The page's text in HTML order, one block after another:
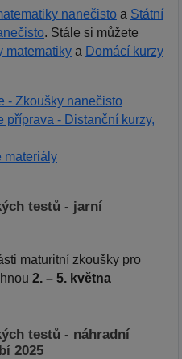
nanečisto a Státní
. Stále si můžete
matematiky a Domácí kurzy
- Zkoušky nanečisto
příprava - Distanční kurzy,
materiály
testů - jarní
maturitní zkoušky pro
2. – 5. května
testů - náhradní
2025